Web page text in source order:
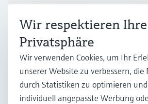
Branchen
Support
Unternehmen
Wir respektieren Ihre
Privatsphäre
Wir verwenden Cookies, um Ihr
unserer Website zu verbessern,
durch Statistiken zu optimieren
individuell angepasste Werbung